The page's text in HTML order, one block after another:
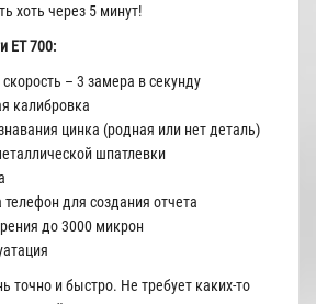
хоть через 5 минут!
ЕТ 700:
– 3 замера в секунду
калибровка
цинка (родная или нет деталь)
шпатлевки
для создания отчета
до 3000 микрон
точно и быстро. Не требует каких-то